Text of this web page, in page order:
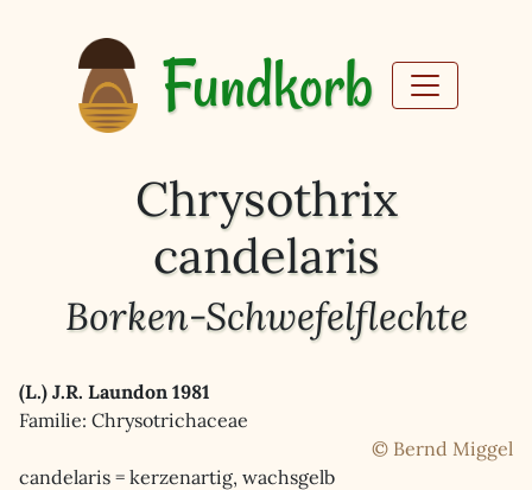
Fundkorb
Chrysothrix
candelaris
Borken-Schwefelflechte
(L.) J.R. Laundon 1981
Familie: Chrysotrichaceae
© Bernd Miggel
candelaris = kerzenartig, wachsgelb